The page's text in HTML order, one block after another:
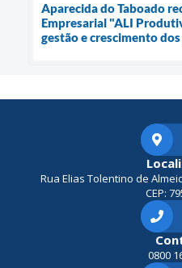
Aparecida do Taboado
Empresarial "ALI
gestão e crescimento
Rua Elias Tolentino de
CEP:
0800